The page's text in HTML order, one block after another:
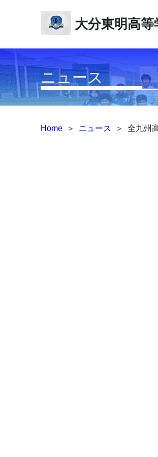
大分東明高等
ニュース
Home ＞ ニュース ＞ 全九州